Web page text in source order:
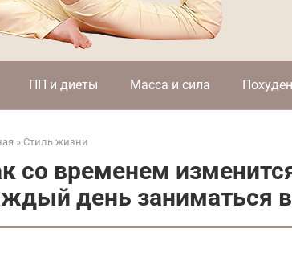
ПП и диеты Масса и сила
» Стиль жизни
со временем
день заниматься